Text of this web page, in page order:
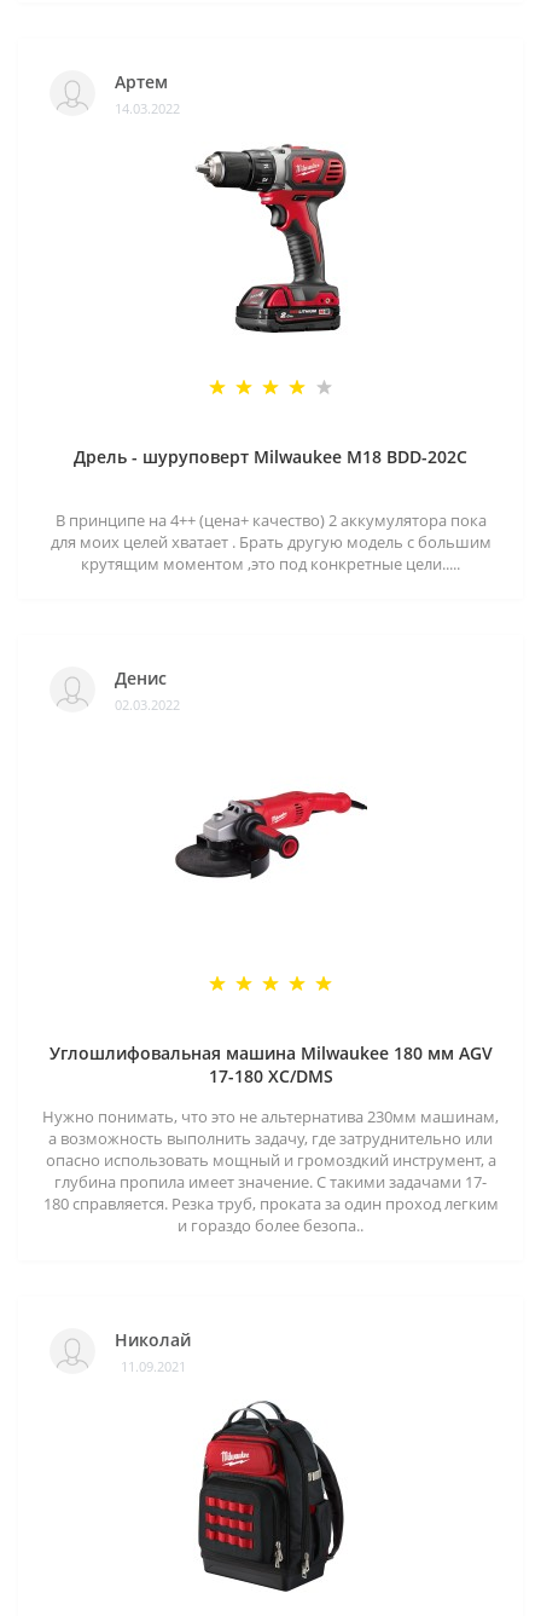
Артем
14.03.2022
Дрель - шуруповерт Milwaukee M18 BDD-202C
В принципе на 4++ (цена+ качество) 2 аккумулятора пока
для моих целей хватает . Брать другую модель с большим
крутящим моментом ,это под конкретные цели.....
Денис
02.03.2022
Углошлифовальная машина Milwaukee 180 мм AGV
17-180 XC/DMS
Нужно понимать, что это не альтернатива 230мм машинам,
а возможность выполнить задачу, где затруднительно или
опасно использовать мощный и громоздкий инструмент, а
глубина пропила имеет значение. С такими задачами 17-
180 справляется. Резка труб, проката за один проход легким
и гораздо более безопа..
Николай
11.09.2021